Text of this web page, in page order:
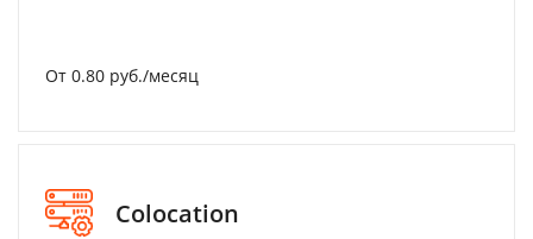
От 0.80 руб./месяц
Colocation